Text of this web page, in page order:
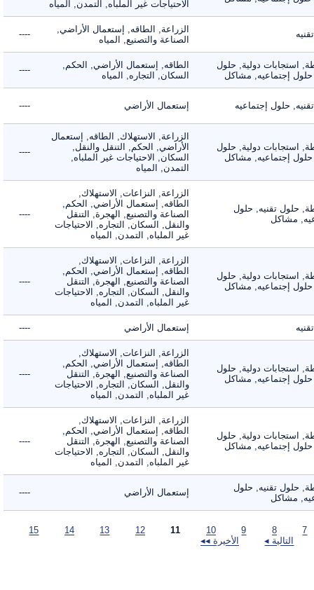
الاحتياجات غير الملباه, التمدن, المياه
الزراعة, الطاقه, إستعمال الأراضي,
الصناعة والتصنيع, المياه
----
استجابات دولية, حلول
إجتماعيه, مشاكل
الطاقه, إستعمال الأراضي, الحكم,
السكان, التجاره, المياه
----
حلول إجتماعيه إستعمال الأراضي ----
استجابات دولية, حلول
إجتماعيه, مشاكل
الزراعة, الاستهلاك, الطاقه, إستعمال
الأراضي, الحكم, التنقل والنقل,
السكان, الاحتياجات غير الملباه,
التمدن, المياه
----
حلول تقنيه, حلول
مشاكل
الزراعة, النزاعات, الاستهلاك,
الطاقه, إستعمال الأراضي, الحكم,
الصناعة والتصنيع, الهجرة, التنقل
والنقل, السكان, التجاره, الاحتياجات
غير الملباه, التمدن, المياه
----
استجابات دولية, حلول
إجتماعيه, مشاكل
الزراعة, النزاعات, الاستهلاك,
الطاقه, إستعمال الأراضي, الحكم,
الصناعة والتصنيع, الهجرة, التنقل
والنقل, السكان, التجاره, الاحتياجات
غير الملباه, التمدن, المياه
----
إستعمال الأراضي ----
استجابات دولية, حلول
إجتماعيه, مشاكل
الزراعة, النزاعات, الاستهلاك,
الطاقه, إستعمال الأراضي, الحكم,
الصناعة والتصنيع, الهجرة, التنقل
والنقل, السكان, التجاره, الاحتياجات
غير الملباه, التمدن, المياه
----
استجابات دولية, حلول
إجتماعيه, مشاكل
الزراعة, النزاعات, الاستهلاك,
الطاقه, إستعمال الأراضي, الحكم,
الصناعة والتصنيع, الهجرة, التنقل
والنقل, السكان, التجاره, الاحتياجات
غير الملباه, التمدن, المياه
----
حلول تقنيه, حلول
مشاكل
إستعمال الأراضي ----
التالية ◂
الأخيرة ◂◂